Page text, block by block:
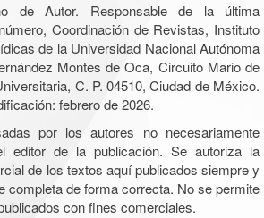
de Autor. Responsable de la última
Coordinación de Revistas, Instituto
de la Universidad Nacional Autónoma
Montes de Oca, Circuito Mario de
C. P. 04510, Ciudad de México.
febrero de 2026.
por los autores no necesariamente
editor de la publicación. Se autoriza la
de los textos aquí publicados siempre y
completa de forma correcta. No se permite
con fines comerciales.